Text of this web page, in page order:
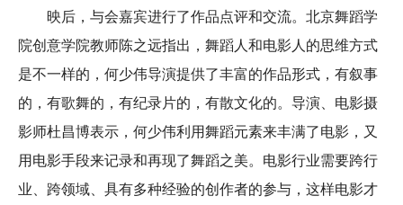
映后，与会嘉宾进行了作品点评和交流。北京舞蹈学
院创意学院教师陈之远指出，舞蹈人和电影人的思维方式
是不一样的，何少伟导演提供了丰富的作品形式，有叙事
的，有歌舞的，有纪录片的，有散文化的。导演、电影摄
影师杜昌博表示，何少伟利用舞蹈元素来丰满了电影，又
用电影手段来记录和再现了舞蹈之美。电影行业需要跨行
业、跨领域、具有多种经验的创作者的参与，这样电影才